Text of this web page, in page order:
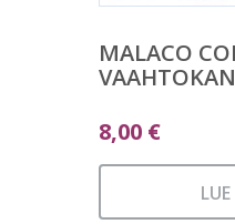
MALACO
8,00 €